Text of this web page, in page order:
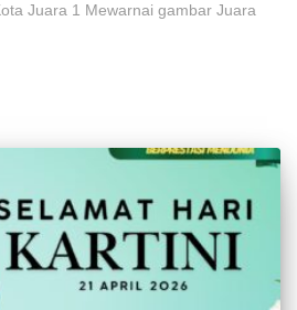
Juara 1 Mewarnai gambar Juara